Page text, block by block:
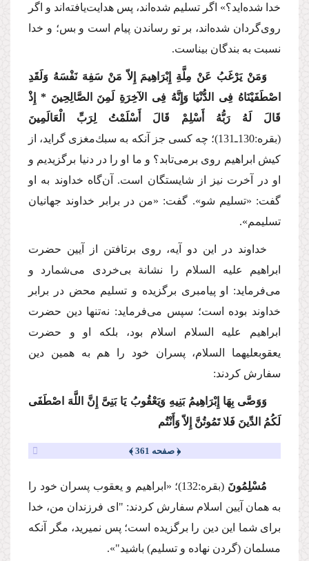
خدا شده‌اید؟» اگر تسلیم شده‌اند، پس هدایت‌یافته‌اند و اگر
روی‌گردان شده‌اند، بر تو رساندن پیام است و بس؛ و خدا
نسبت به بندگان بیناست.
وَمَنْ یَرْغَبُ عَنْ مِلَّةِ إِبْرَاهِیمَ إِلاّ مَنْ سَفِهَ نَفْسَهُ وَلَقَدِ
اصْطَفَیْنَاهُ فِی الدُّنْیَا وَإِنَّهُ فِی الآخِرَةِ لَمِنَ الصَّالِحِینَ * إِذْ
قَالَ لَهُ رَبُّهُ أَسْلِمْ قَالَ أَسْلَمْتُ لِرَبِّ الْعَالَمِینَ
(بقره:130ـ131)؛ چه كسی جز آنكه به سبك‌مغزی گراید، از
كیش ابراهیم روی برمی‌تابد؟ و ما او را در دنیا برگزیدیم و
او در آخرت نیز از شایستگان است. آن‌گاه خداوند به او
گفت: «تسلیم شو». گفت: «من در برابر خداوند جهانیان
تسلیمم».
خداوند در این دو آیه، روی برتافتن از آیین حضرت
ابراهیم
علیه السلام را نشانة بی‌خردی می‌شمارد و
می‌فرماید: او پیامبری برگزیده و تسلیم محض در برابر
خداوند بوده است؛ سپس می‌فرماید: نه‌تنها دین حضرت
ابراهیم
علیه السلام
اسلام بود، بلكه او و حضرت
یعقوبعلیهما السلام، پسران خود را هم به همین دین
سفارش كردند:
وَوَصَّی بِهَا إِبْرَاهِیمُ بَنِیهِ وَیَعْقُوبُ یَا بَنِیَّ إِنَّ اللَّهَ اصْطَفَی
لَكُمُ الدِّینَ فَلا تَمُوتُنَّ إِلاّ وَأَنْتُم
﴿ صفحه 361 ﴾
مُسْلِمُونَ (بقره:132)؛
«ابراهیم و یعقوب پسران خود را
به همان آیین اسلام سفارش كردند: "ای فرزندان من، خدا
برای شما این دین را برگزیده است؛ پس نمیرید، مگر آنكه
مسلمان (گردن نهاده و تسلیم) باشید"».